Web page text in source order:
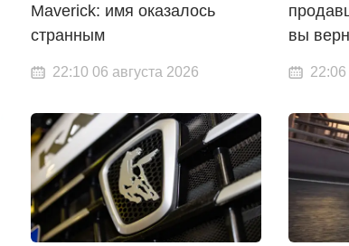
Maverick: имя оказалось
странным
22:10 06 августа 2026
вы
22:06